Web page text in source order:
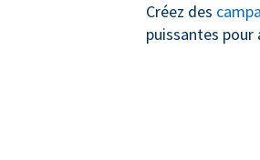
Créez des
puissantes